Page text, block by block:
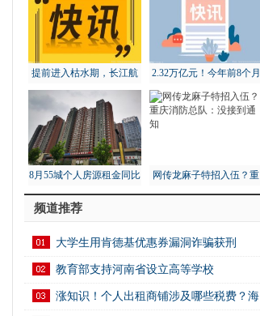
提前进入枯水期，长江航
道局全面部署维护工作
2.32万亿元！今年前8个月
北京地区进出口增长18.3%
8月55城个人房源租金同比
降1%，租赁市场量价齐跌
网传龙麻子特招入伍？重
庆消防总队：没接到通知
频道推荐
大学生用肯德基优惠券漏洞诈骗获刑
教育部支持河南省设立高等学校
涨知识！个人出租商铺涉及哪些税费？海